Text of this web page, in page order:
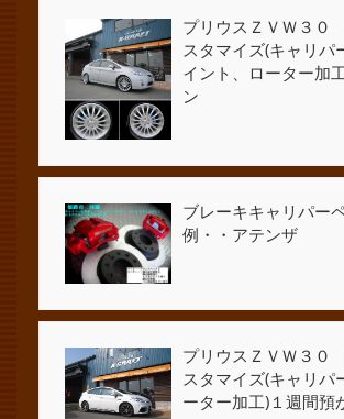
プリウスＺＶＷ３０
スタマイズ(キャリパ
イント、ローター加
ン
ブレーキキャリパー
例・・アテンザ
プリウスＺＶＷ３０
スタマイズ(キャリパ
ーター加工)１週間預